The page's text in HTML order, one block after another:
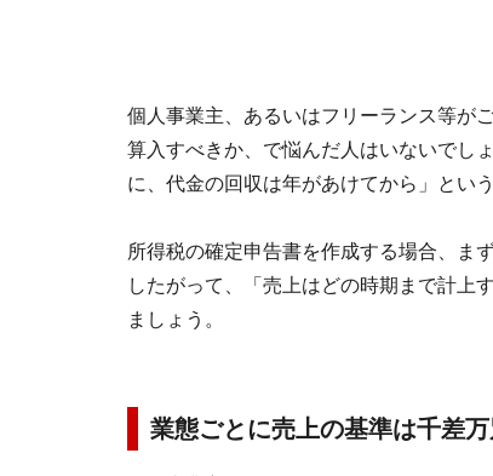
個人事業主、あるいはフリーランス等が
算入すべきか、で悩んだ人はいないでし
に、代金の回収は年があけてから」とい
所得税の確定申告書を作成する場合、ま
したがって、「売上はどの時期まで計上
ましょう。
業態ごとに売上の基準は千差万